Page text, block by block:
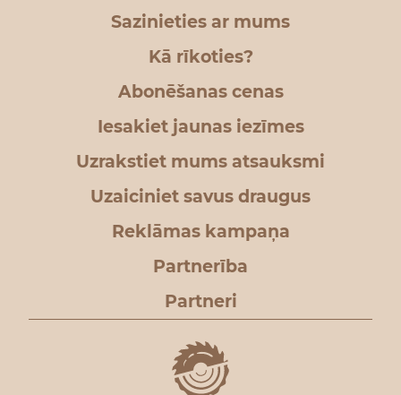
Sazinieties ar mums
Kā rīkoties?
Abonēšanas cenas
Iesakiet jaunas iezīmes
Uzrakstiet mums atsauksmi
Uzaiciniet savus draugus
Reklāmas kampaņa
Partnerība
Partneri